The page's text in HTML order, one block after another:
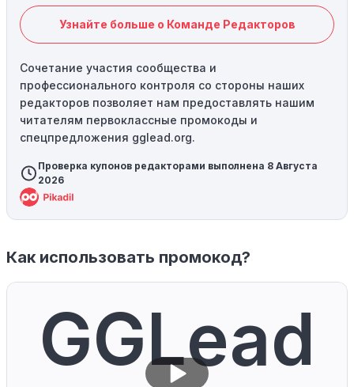
Узнайте больше о Команде Редакторов
Сочетание участия сообщества и
профессионального контроля со стороны наших
редакторов позволяет нам предоставлять нашим
читателям первоклассные промокоды и
спецпредложения gglead.org.
Проверка купонов редакторами выполнена 8 Августа
2026
Как использовать промокод?
GGLead